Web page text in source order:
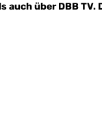
über DBB TV.